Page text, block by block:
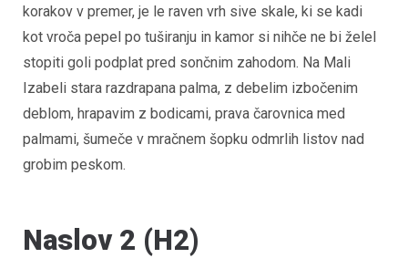
korakov v premer, je le raven vrh sive skale, ki se kadi
kot vroča pepel po tuširanju in kamor si nihče ne bi želel
stopiti goli podplat pred sončnim zahodom. Na Mali
Izabeli stara razdrapana palma, z debelim izbočenim
deblom, hrapavim z bodicami, prava čarovnica med
palmami, šumeče v mračnem šopku odmrlih listov nad
grobim peskom.
Naslov 2 (H2)